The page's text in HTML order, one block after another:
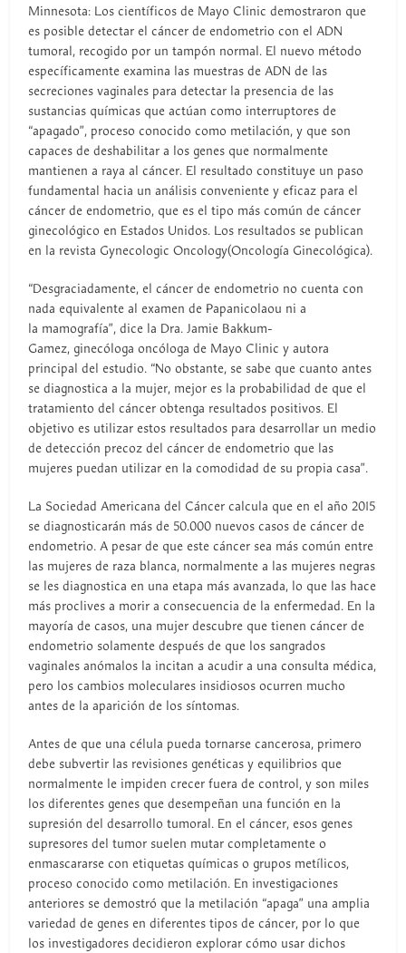
Minnesota: Los científicos de Mayo Clinic demostraron que
es posible detectar el cáncer de endometrio con el ADN
tumoral, recogido por un tampón normal. El nuevo método
específicamente examina las muestras de ADN de las
secreciones vaginales para detectar la presencia de las
sustancias químicas que actúan como interruptores de
“apagado”, proceso conocido como metilación, y que son
capaces de deshabilitar a los genes que normalmente
mantienen a raya al cáncer. El resultado constituye un paso
fundamental hacia un análisis conveniente y eficaz para el
cáncer de endometrio, que es el tipo más común de cáncer
ginecológico en Estados Unidos. Los resultados se publican
en la revista Gynecologic Oncology(Oncología Ginecológica).
“Desgraciadamente, el cáncer de endometrio no cuenta con
nada equivalente al examen de Papanicolaou ni a
la mamografía”, dice la Dra. Jamie Bakkum-
Gamez, ginecóloga oncóloga de Mayo Clinic y autora
principal del estudio. “No obstante, se sabe que cuanto antes
se diagnostica a la mujer, mejor es la probabilidad de que el
tratamiento del cáncer obtenga resultados positivos. El
objetivo es utilizar estos resultados para desarrollar un medio
de detección precoz del cáncer de endometrio que las
mujeres puedan utilizar en la comodidad de su propia casa”.
La Sociedad Americana del Cáncer calcula que en el año 2015
se diagnosticarán más de 50.000 nuevos casos de cáncer de
endometrio. A pesar de que este cáncer sea más común entre
las mujeres de raza blanca, normalmente a las mujeres negras
se les diagnostica en una etapa más avanzada, lo que las hace
más proclives a morir a consecuencia de la enfermedad. En la
mayoría de casos, una mujer descubre que tienen cáncer de
endometrio solamente después de que los sangrados
vaginales anómalos la incitan a acudir a una consulta médica,
pero los cambios moleculares insidiosos ocurren mucho
antes de la aparición de los síntomas.
Antes de que una célula pueda tornarse cancerosa, primero
debe subvertir las revisiones genéticas y equilibrios que
normalmente le impiden crecer fuera de control, y son miles
los diferentes genes que desempeñan una función en la
supresión del desarrollo tumoral. En el cáncer, esos genes
supresores del tumor suelen mutar completamente o
enmascararse con etiquetas químicas o grupos metílicos,
proceso conocido como metilación. En investigaciones
anteriores se demostró que la metilación “apaga” una amplia
variedad de genes en diferentes tipos de cáncer, por lo que
los investigadores decidieron explorar cómo usar dichos